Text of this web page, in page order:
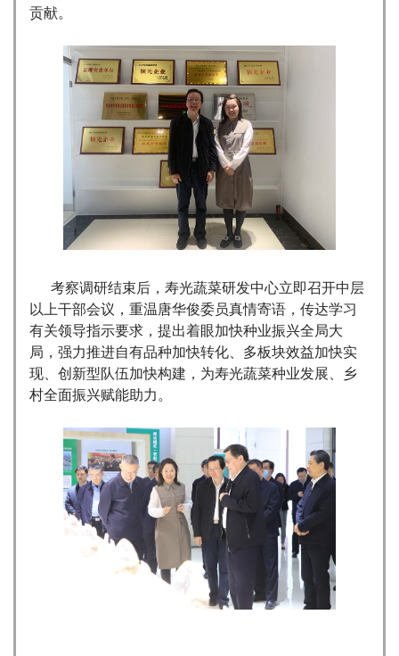
贡献。
考察调研结束后，寿光蔬菜研发中心立即召开中层
以上干部会议，重温唐华俊委员真情寄语，传达学习
有关领导指示要求，提出着眼加快种业振兴全局大
局，强力推进自有品种加快转化、多板块效益加快实
现、创新型队伍加快构建，为寿光蔬菜种业发展、乡
村全面振兴赋能助力。